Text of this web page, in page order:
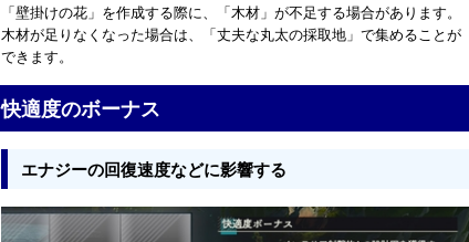
「壁掛けの花」を作成する際に、「木材」が不足する場合があります。
木材が足りなくなった場合は、「丈夫な丸太の採取地」で集めることが
できます。
快適度のボーナス
エナジーの回復速度などに影響する